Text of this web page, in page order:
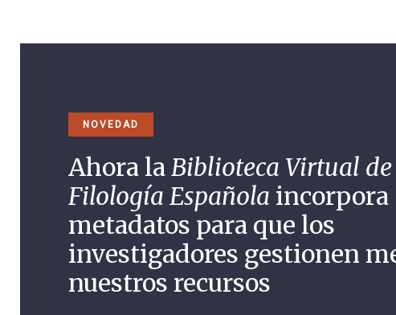
NOVEDAD
Ahora laBiblioteca Virtual
Filología Española incorpora
metadatos para que los
investigadores gestionen
nuestros recursos